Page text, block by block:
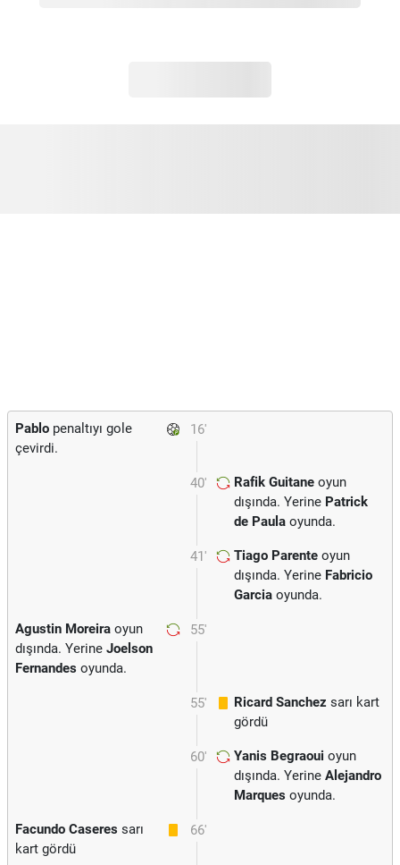
16'
Pablo penaltıyı gole
çevirdi.
40' Rafik Guitane oyun
dışında. Yerine Patrick
de Paula oyunda.
41' Tiago Parente oyun
dışında. Yerine Fabricio
Garcia oyunda.
55'
Agustin Moreira oyun
dışında. Yerine Joelson
Fernandes oyunda.
55' Ricard Sanchez sarı kart
gördü
60' Yanis Begraoui oyun
dışında. Yerine Alejandro
Marques oyunda.
66'
Facundo Caseres sarı
kart gördü